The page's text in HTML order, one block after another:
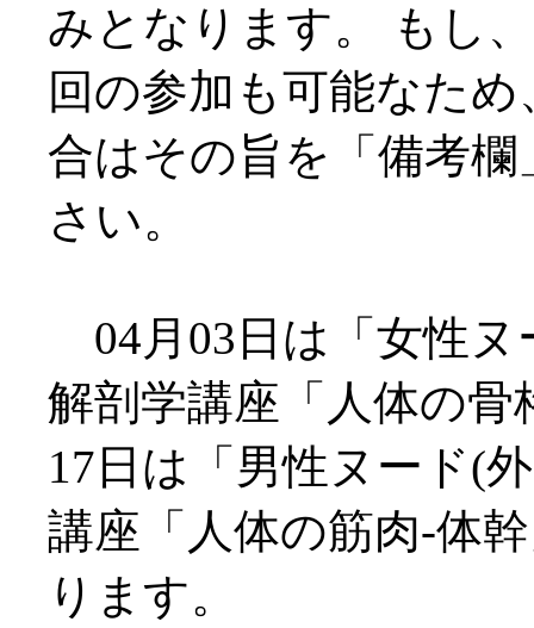
みとなります。 もし
回の参加も可能なた
合はその旨を「備考
さい。
04月03日は「女性ヌ
解剖学講座「人体の骨
17日は「男性ヌード(
講座「人体の筋肉-体
ります。